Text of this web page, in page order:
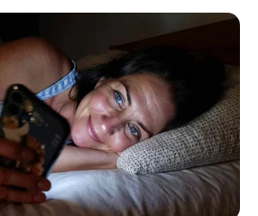
históricos de
le cantó al papa Francisco